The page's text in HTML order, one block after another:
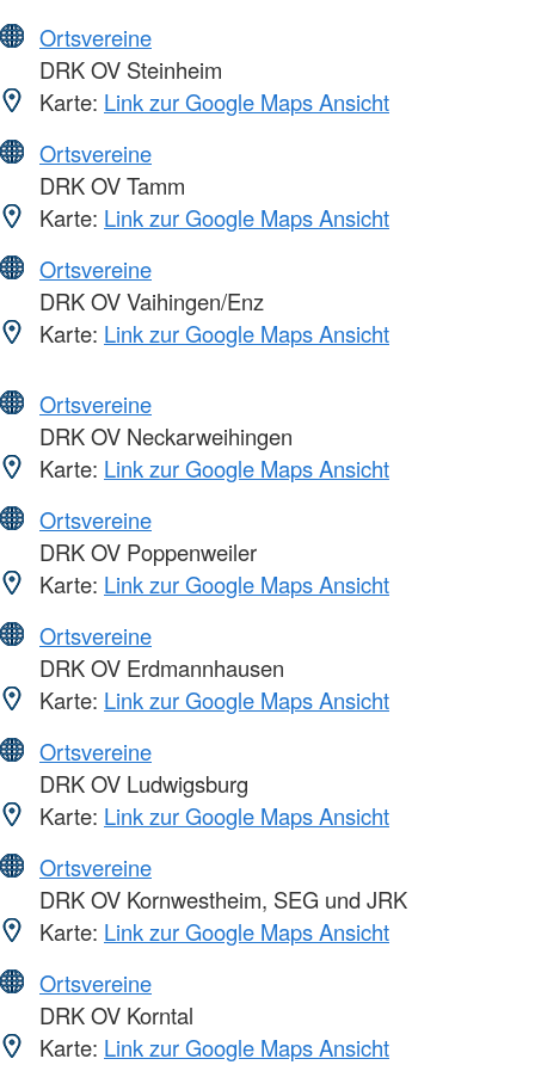
Ortsvereine
DRK OV Steinheim
Karte: Link zur Google Maps Ansicht
Ortsvereine
DRK OV Tamm
Karte: Link zur Google Maps Ansicht
Ortsvereine
DRK OV Vaihingen/Enz
Karte: Link zur Google Maps Ansicht
Ortsvereine
DRK OV Neckarweihingen
Karte: Link zur Google Maps Ansicht
Ortsvereine
DRK OV Poppenweiler
Karte: Link zur Google Maps Ansicht
Ortsvereine
DRK OV Erdmannhausen
Karte: Link zur Google Maps Ansicht
Ortsvereine
DRK OV Ludwigsburg
Karte: Link zur Google Maps Ansicht
Ortsvereine
DRK OV Kornwestheim, SEG und JRK
Karte: Link zur Google Maps Ansicht
Ortsvereine
DRK OV Korntal
Karte: Link zur Google Maps Ansicht